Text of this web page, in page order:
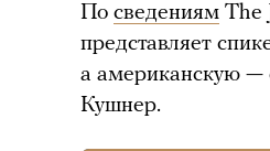
По сведениям The
представляет
а американскую —
Кушнер.